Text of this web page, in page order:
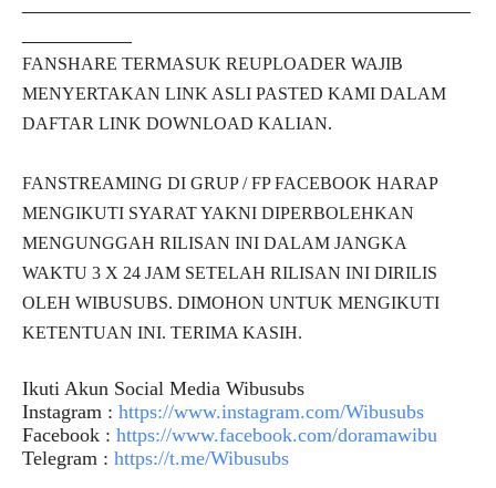
FANSHARE TERMASUK REUPLOADER WAJIB
MENYERTAKAN LINK ASLI PASTED KAMI DALAM
DAFTAR LINK DOWNLOAD KALIAN.
FANSTREAMING DI GRUP / FP FACEBOOK HARAP
MENGIKUTI SYARAT YAKNI DIPERBOLEHKAN
MENGUNGGAH RILISAN INI DALAM JANGKA
WAKTU 3 X 24 JAM SETELAH RILISAN INI DIRILIS
OLEH WIBUSUBS. DIMOHON UNTUK MENGIKUTI
KETENTUAN INI. TERIMA KASIH.
Ikuti Akun Social Media Wibusubs
Instagram : https://www.instagram.com/Wibusubs
Facebook : https://www.facebook.com/doramawibu
Telegram : https://t.me/Wibusubs